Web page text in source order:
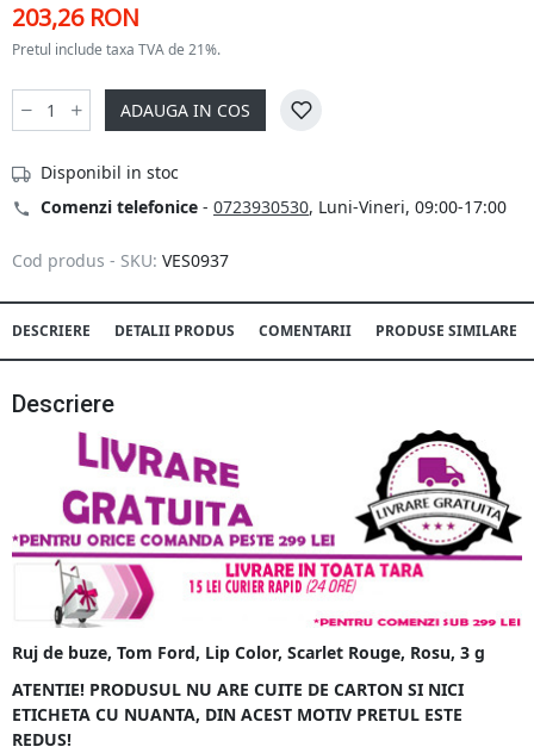
203,26 RON
Pretul include taxa TVA de 21%.
ADAUGA IN COS
Disponibil in stoc
Comenzi telefonice - 0723930530, Luni-Vineri, 09:00-17:00
Cod produs - SKU: VES0937
DESCRIERE DETALII PRODUS COMENTARII PRODUSE SIMILARE
Descriere
Ruj de buze, Tom Ford, Lip Color, Scarlet Rouge, Rosu, 3 g
ATENTIE! PRODUSUL NU ARE CUITE DE CARTON SI NICI
ETICHETA CU NUANTA, DIN ACEST MOTIV PRETUL ESTE
REDUS!